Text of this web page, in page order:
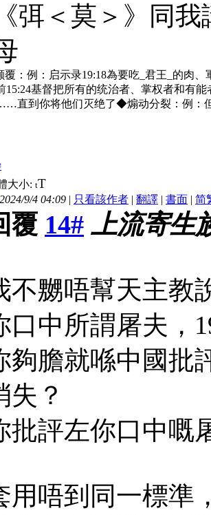
弭＜莫＞》同
覆：例：启示录19:18為要吃_君王_的肉
基督把所有的统治者、掌权者和有
直到你将他们灭绝了◆煽动分裂：例：
大小: tT
2024/9/4 04:09 | 只看該作者 | 翻譯 | 書面 | 简
覆 14# 上流寄生
不嬲唔幫天主教
口中所謂屠夫，
夠膽就喺中國批
失？
批評左你口中嘅
用唔到同一標準